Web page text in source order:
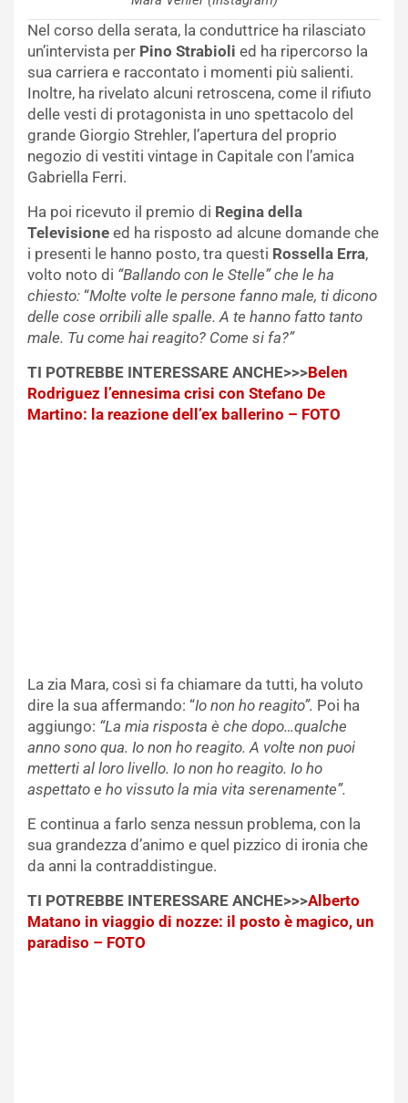
Nel corso della serata, la conduttrice ha rilasciato
un’intervista per Pino Strabioli ed ha ripercorso la
sua carriera e raccontato i momenti più salienti.
Inoltre, ha rivelato alcuni retroscena, come il rifiuto
delle vesti di protagonista in uno spettacolo del
grande Giorgio Strehler, l’apertura del proprio
negozio di vestiti vintage in Capitale con l’amica
Gabriella Ferri.
Ha poi ricevuto il premio di Regina della
Televisione ed ha risposto ad alcune domande che
i presenti le hanno posto, tra questi Rossella Erra,
volto noto di “Ballando con le Stelle” che le ha
chiesto: “Molte volte le persone fanno male, ti dicono
delle cose orribili alle spalle. A te hanno fatto tanto
male. Tu come hai reagito? Come si fa?”
TI POTREBBE INTERESSARE ANCHE>>>Belen
Rodriguez l’ennesima crisi con Stefano De
Martino: la reazione dell’ex ballerino – FOTO
La zia Mara, così si fa chiamare da tutti, ha voluto
dire la sua affermando: “Io non ho reagito”. Poi ha
aggiungo: “La mia risposta è che dopo…qualche
anno sono qua. Io non ho reagito. A volte non puoi
metterti al loro livello. Io non ho reagito. Io ho
aspettato e ho vissuto la mia vita serenamente”.
E continua a farlo senza nessun problema, con la
sua grandezza d’animo e quel pizzico di ironia che
da anni la contraddistingue.
TI POTREBBE INTERESSARE ANCHE>>>Alberto
Matano in viaggio di nozze: il posto è magico, un
paradiso – FOTO